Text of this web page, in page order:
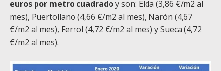
euros por metro cuadradoy son: Elda (3,86 €/m2 al
mes), Puertollano (4,66 €/m2 al mes), Narón (4,67
€/m2 al mes), Ferrol (4,72 €/m2 al mes) y Sueca (4,72
€/m2 al mes).